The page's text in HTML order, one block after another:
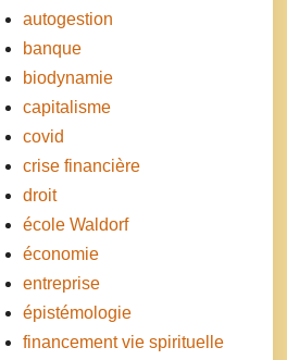
autogestion
banque
biodynamie
capitalisme
covid
crise financière
droit
école Waldorf
économie
entreprise
épistémologie
financement vie spirituelle